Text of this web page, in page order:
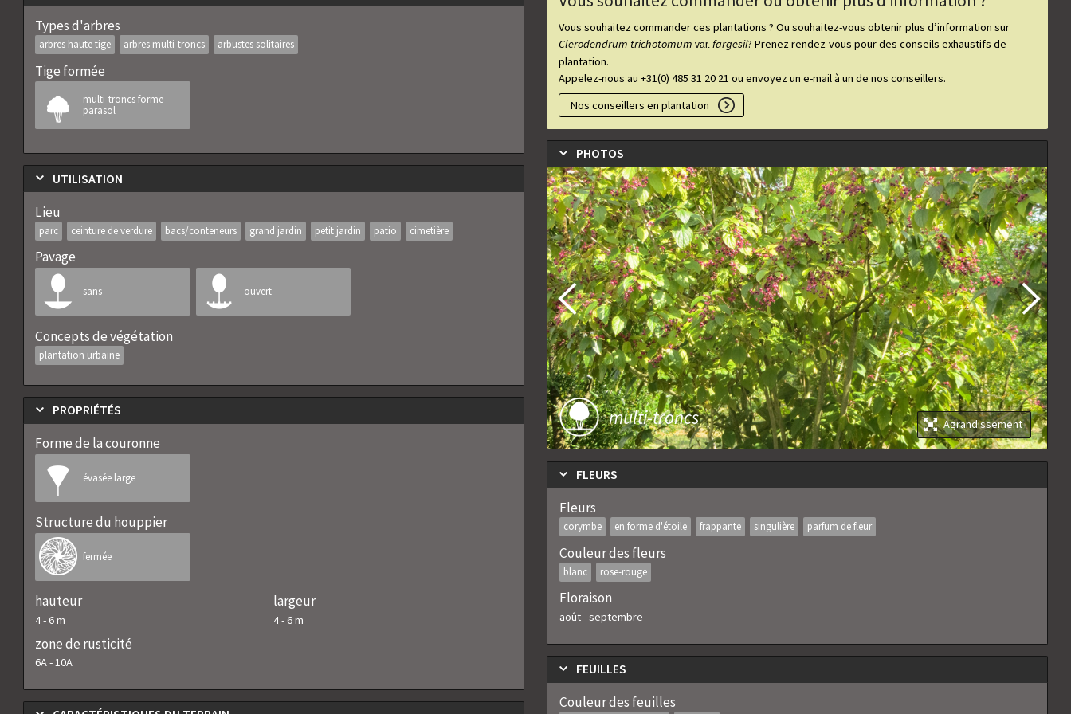
Types d'arbres
arbres haute tige arbres multi-troncs arbustes solitaires
Tige formée
multi-troncs forme
parasol
UTILISATION
Lieu
parc ceinture de verdure bacs/conteneurs grand jardin petit jardin patio cimetière
Pavage
sans ouvert
Concepts de végétation
plantation urbaine
PROPRIÉTÉS
Forme de la couronne
évasée large
Structure du houppier
fermée
hauteur
4-6m
largeur
4-6m
zone de rusticité
6A-10A
Vous souhaitez commander ces plantations ? Ou souhaitez-vous obtenir plus d’information sur
Clerodendrum trichotomum var.fargesii? Prenez rendez-vous pour des conseils exhaustifs de
plantation.
Appelez-nous au +31(0) 485 31 20 21 ou envoyez un e-mail à un de nos conseillers.
Nos conseillers en plantation
PHOTOS
Agrandissement
multi-troncs
FLEURS
Fleurs
corymbe en forme d'étoile frappante singulière parfum de fleur
Couleur des fleurs
blanc rose-rouge
Floraison
août-septembre
FEUILLES
Couleur des feuilles